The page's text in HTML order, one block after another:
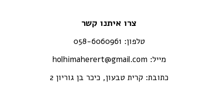
צרו איתנו קשר
טלפון: 058-6060961
מייל: holhimaherert@gmail.com
כתובת: קרית טבעון, כיכר בן גוריון 2